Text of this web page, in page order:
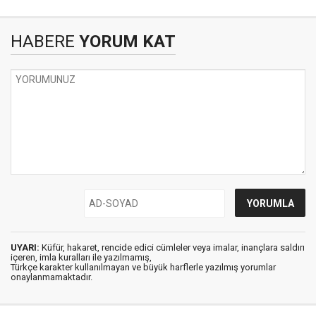
HABERE YORUM KAT
UYARI: Küfür, hakaret, rencide edici cümleler veya imalar, inançlara saldırı
içeren, imla kuralları ile yazılmamış,
Türkçe karakter kullanılmayan ve büyük harflerle yazılmış yorumlar
onaylanmamaktadır.